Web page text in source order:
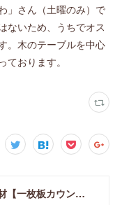
」さん（土曜のみ）で
ないため、うちでオス
。木のテーブルを中心
おります。
東京・吉祥寺の勝又木材【一枚板カウンター】